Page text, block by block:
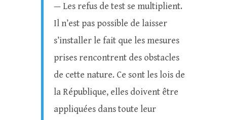
— Les refus de test se multiplient.
Il n’est pas possible de laisser
s’installer le fait que les mesures
prises rencontrent des obstacles
de cette nature. Ce sont les lois de
la République, elles doivent être
appliquées dans toute leur